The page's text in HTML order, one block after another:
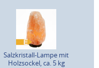
Salzkristall-Lampe mit
Holzsockel, ca. 5 kg